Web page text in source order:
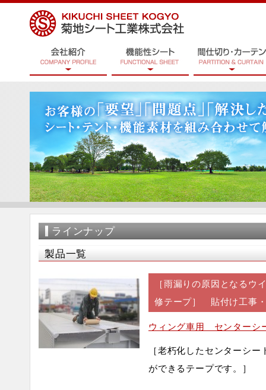
ラインナップ
製品一覧
［雨漏りの原因となるウ
修テープ］ 貼付け工事
ウィング車用 センターシ
［老朽化したセンターシ
ができるテープです。］